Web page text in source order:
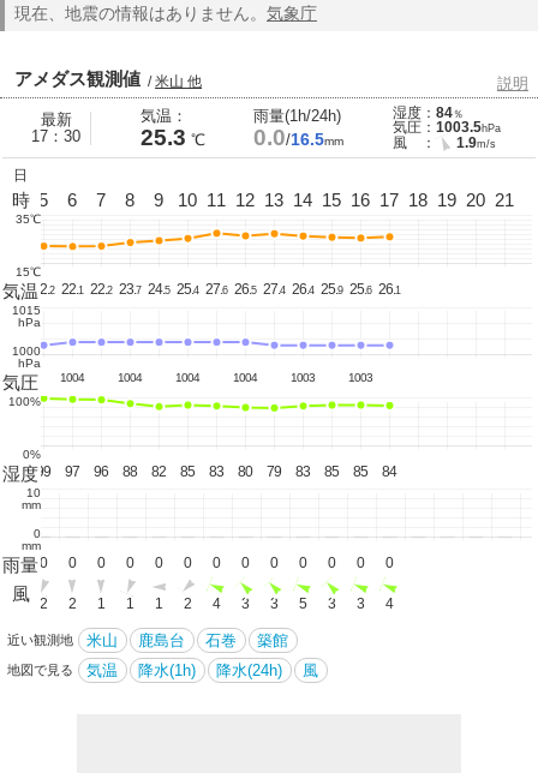
現在、地震の情報はありません。 気象庁
アメダス観測値 /米山 他 説明
最新
17：30
気温：
25.3 ℃
雨量(1h/24h)
0.0/16.5mm
湿度： 84％
気圧： 1003.5hPa
風 ： 1.9m/s
日
時
4 5 6 7 8 9 10 11 12 13 14 15 16 17 18 19 20 21
35℃
15℃
気温
22. 2 22. 2 22. 1 22. 2 23. 7 24.5 25. 4 27. 6 26. 5 27. 4 26. 4 25. 9 25. 6 26. 1
1015
hPa
1000
hPa
気圧
1003 1004 1004 1004 1004 1003
1003
100%
0%
湿度
99 99 97 96 88 82 85 83 80 79 83 85 85 84
10
mm
0
mm
雨量
0 0 0 0 0 0 0 0 0 0 0 0 0 0
風
1 2 2 1 1 1 2 4 3 3 5 3 3 4
近い観測地 米山 鹿島台 石巻 築館
地図で見る 気温 降水(1h) 降水(24h) 風